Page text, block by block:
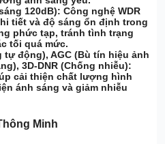
120dB): Công nghệ WDR
tiết và độ sáng ổn định trong
phức tạp, tránh tình trạng
tối quá mức.
tự động), AGC (Bù tín hiệu ảnh
3D-DNR (Chống nhiễu):
cải thiện chất lượng hình
ánh sáng và giảm nhiễu
Minh